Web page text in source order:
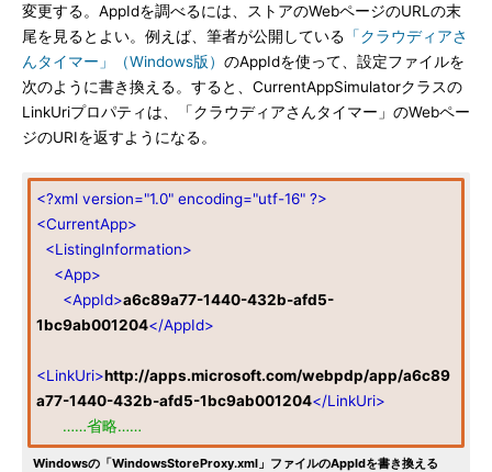
変更する。AppIdを調べるには、ストアのWebページのURLの末
尾を見るとよい。例えば、筆者が公開している 「クラウディアさ
んタイマー」（Windows版） のAppIdを使って、設定ファイルを
次のように書き換える。すると、CurrentAppSimulatorクラスの
LinkUriプロパティは、「クラウディアさんタイマー」のWebペー
ジのURIを返すようになる。
<?xml version="1.0" encoding="utf-16" ?>
<CurrentApp>
<ListingInformation>
<App>
<AppId>a6c89a77-1440-432b-afd5-
1bc9ab001204</AppId>
<LinkUri>http://apps.microsoft.com/webpdp/app/a6c89
a77-1440-432b-afd5-1bc9ab001204</LinkUri>
……省略……
Windowsの「WindowsStoreProxy.xml」ファイルのAppIdを書き換える